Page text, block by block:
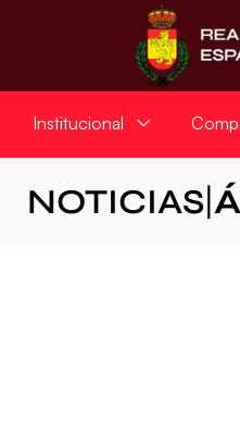
Institucional
NOTICIAS